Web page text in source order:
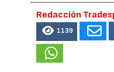
Redacción
1139